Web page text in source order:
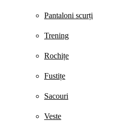
Pantaloni scurți
Trening
Rochițe
Fustițe
Sacouri
Veste